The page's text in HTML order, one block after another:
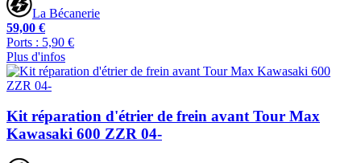
La Bécanerie
59,00 €
Ports : 5,90 €
Plus d'infos
Kit réparation d'étrier de frein avant Tour Max
Kawasaki 600 ZZR 04-